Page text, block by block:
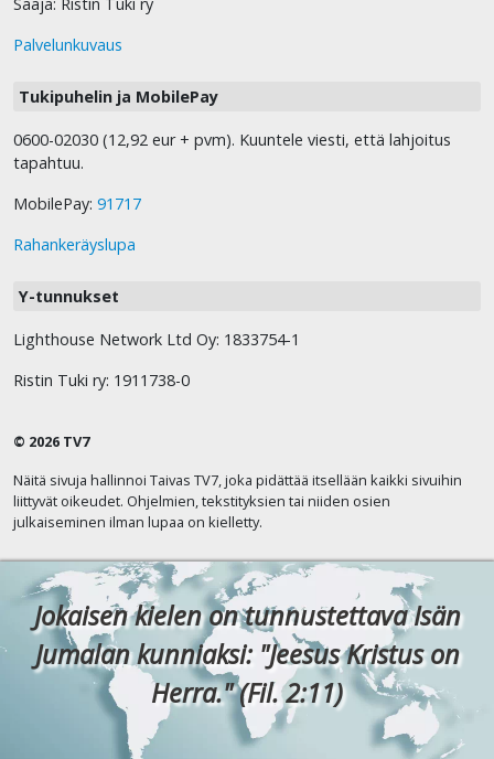
Saaja: Ristin Tuki ry
Palvelunkuvaus
Tukipuhelin ja MobilePay
0600-02030 (12,92 eur + pvm). Kuuntele viesti, että lahjoitus
tapahtuu.
MobilePay: 91717
Rahankeräyslupa
Y-tunnukset
Lighthouse Network Ltd Oy: 1833754-1
Ristin Tuki ry: 1911738-0
© 2026 TV7
Näitä sivuja hallinnoi Taivas TV7, joka pidättää itsellään kaikki sivuihin
liittyvät oikeudet. Ohjelmien, tekstityksien tai niiden osien
julkaiseminen ilman lupaa on kielletty.
Jokaisen kielen on tunnustettava Isän
Jumalan kunniaksi: "Jeesus Kristus on
Herra." (Fil. 2:11)